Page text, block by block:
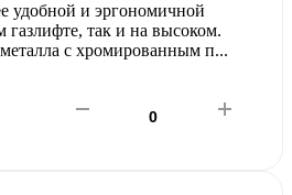
удобной и эргономичной
газлифте, так и на высоком.
с хромированным п...